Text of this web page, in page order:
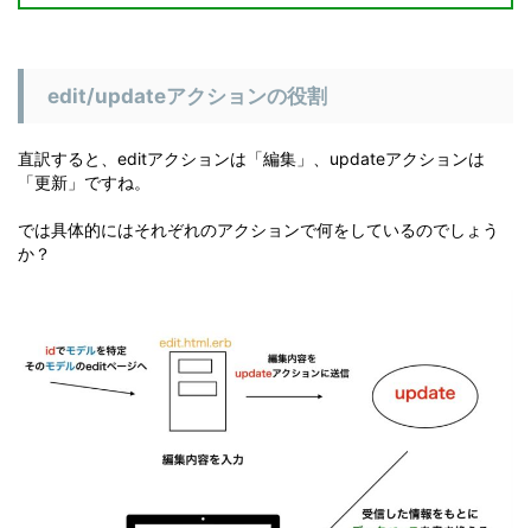
edit/updateアクションの役割
直訳すると、editアクションは「編集」、updateアクションは
「更新」ですね。
では具体的にはそれぞれのアクションで何をしているのでしょう
か？